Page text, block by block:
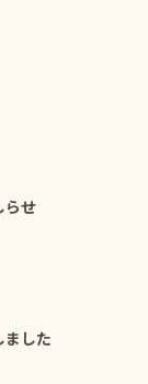
らせ
ました